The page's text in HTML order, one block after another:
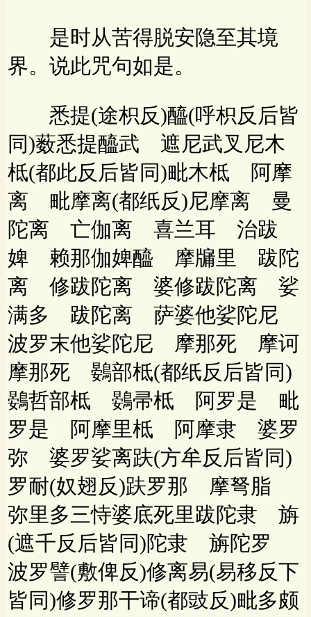
是时从苦得脱安隐至其境
界。说此咒句如是。
悉提(途枳反)醯(呼枳反后皆
同)薮悉提醯武 遮尼武叉尼木
柢(都此反后皆同)毗木柢 阿摩
离 毗摩离(都纸反)尼摩离 曼
陀离 亡伽离 喜兰耳 治跋
婢 赖那伽婢醯 摩牖里 跋陀
离 修跋陀离 婆修跋陀离 娑
满多 跋陀离 萨婆他娑陀尼
波罗末他娑陀尼 摩那死 摩诃
摩那死 鷃部柢(都纸反后皆同)
鷃哲部柢 鷃帚柢 阿罗是 毗
罗是 阿摩里柢 阿摩隶 婆罗
弥 婆罗娑离趺(方牟反后皆同)
罗耐(奴翅反)趺罗那 摩弩脂
弥里多三恃婆底死里跋陀隶 旃
(遮千反后皆同)陀隶 旃陀罗
波罗譬(敷俾反)修离易(易移反下
皆同)修罗那干谛(都豉反)毗多颇